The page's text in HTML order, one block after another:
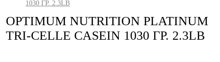
1030 ГР. 2.3LB
OPTIMUM NUTRITION PLATINUM
TRI-CELLE CASEIN 1030 ГР. 2.3LB